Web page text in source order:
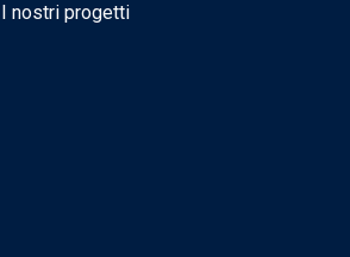
I nostri progetti